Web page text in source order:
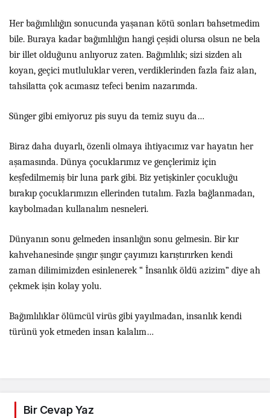
Her bağımlılığın sonucunda yaşanan kötü sonları bahsetmedim
bile. Buraya kadar bağımlılığın hangi çeşidi olursa olsun ne bela
bir illet olduğunu anlıyoruz zaten. Bağımlılık; sizi sizden alı
koyan, geçici mutluluklar veren, verdiklerinden fazla faiz alan,
tahsilatta çok acımasız tefeci benim nazarımda.
Sünger gibi emiyoruz pis suyu da temiz suyu da…
Biraz daha duyarlı, özenli olmaya ihtiyacımız var hayatın her
aşamasında. Dünya çocuklarımız ve gençlerimiz için
keşfedilmemiş bir luna park gibi. Biz yetişkinler çocukluğu
bırakıp çocuklarımızın ellerinden tutalım. Fazla bağlanmadan,
kaybolmadan kullanalım nesneleri.
Dünyanın sonu gelmeden insanlığın sonu gelmesin. Bir kır
kahvehanesinde şıngır şıngır çayımızı karıştırırken kendi
zaman dilimimizden esinlenerek “ İnsanlık öldü azizim” diye ah
çekmek işin kolay yolu.
Bağımlılıklar ölümcül virüs gibi yayılmadan, insanlık kendi
türünü yok etmeden insan kalalım…
Bir Cevap Yaz